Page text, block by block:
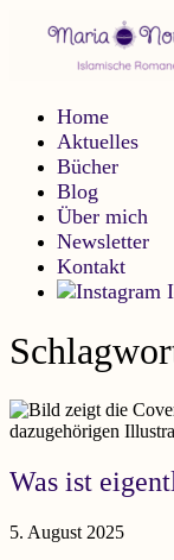
Home
Aktuelles
Bücher
Blog
Über mich
Newsletter
Kontakt
Was ist
5. August 2025